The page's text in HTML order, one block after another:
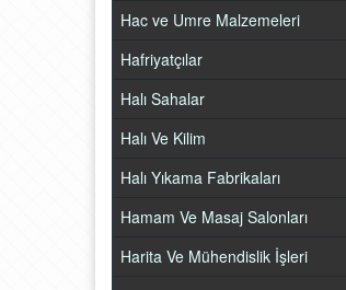
Hac ve Umre Malzemeleri
Hafriyatçılar
Halı Sahalar
Halı Ve Kilim
Halı Yıkama Fabrikaları
Hamam Ve Masaj Salonları
Harita Ve Mühendislik İşleri